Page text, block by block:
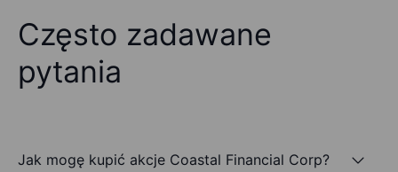
Często zadawane
pytania
Jak mogę kupić akcje Coastal Financial Corp?